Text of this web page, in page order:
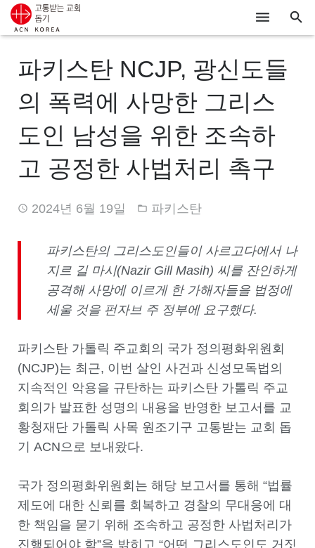
알리기
기도하기
시리아
우크라이나
행동하기
로그인
후원하기
파키스탄 NCJP, 광신도들
의 폭력에 사망한 그리스
도인 남성을 위한 조속하
고 공정한 사법처리 촉구
2024년 6월 19일 파키스탄
파키스탄의 그리스도인들이 사르고다에서 나
지르 길 마시(Nazir Gill Masih) 씨를 잔인하게
공격해 사망에 이르게 한 가해자들을 법정에
세울 것을 펀자브 주 정부에 요구했다.
파키스탄 가톨릭 주교회의 국가 정의평화위원회
(NCJP)는 최근, 이번 살인 사건과 신성모독법의
지속적인 악용을 규탄하는 파키스탄 가톨릭 주교
회의가 발표한 성명의 내용을 반영한 보고서를 교
황청재단 가톨릭 사목 원조기구 고통받는 교회 돕
기 ACN으로 보내왔다.
국가 정의평화위원회는 해당 보고서를 통해 “법률
제도에 대한 신뢰를 회복하고 경찰의 무대응에 대
한 책임을 묻기 위해 조속하고 공정한 사법처리가
진행되어야 함”을 밝히고 “어떤 그리스도인도 거짓